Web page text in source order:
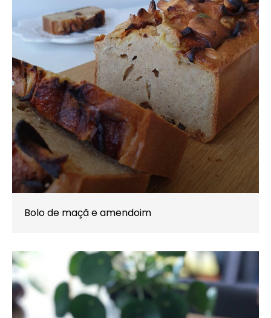
Bolo de maçã e amendoim